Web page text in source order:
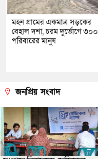
মহন গ্রামের একমাত্র সড়কের
বেহাল দশা, চরম দুর্ভোগে ৩০০
পরিবারের মানুষ
জনপ্রিয় সংবাদ